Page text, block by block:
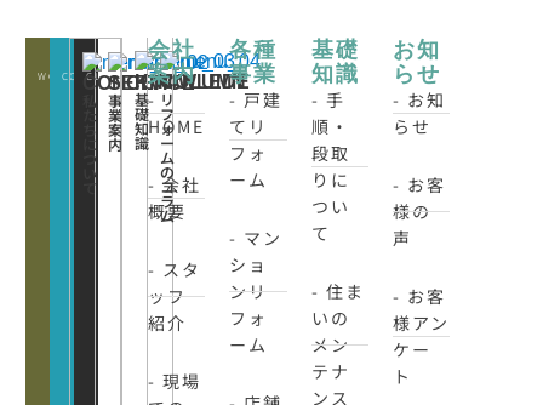
WORKSCONATCT
CLOSE
CONCEPT
私
た
ち
に
つ
い
て
SERVICE
事
業
案
内
KNOWLEDE
基
礎
知
識
COLUMN
リ
フ
ォ
ー
ム
の
コ
ラ
ム
会社
案内
-
HOME
- 会社
概要
- スタ
ッフ
紹介
- 現場
各種
事業
- 戸建
てリ
フォ
ーム
- マン
ショ
ンリ
フォ
ーム
基礎
知識
- 手
順・
段取
りに
つい
て
- 住ま
いの
メン
テナ
ンス
お知
らせ
- お知
らせ
- お客
様の
声
- お客
様アン
ケー
ト